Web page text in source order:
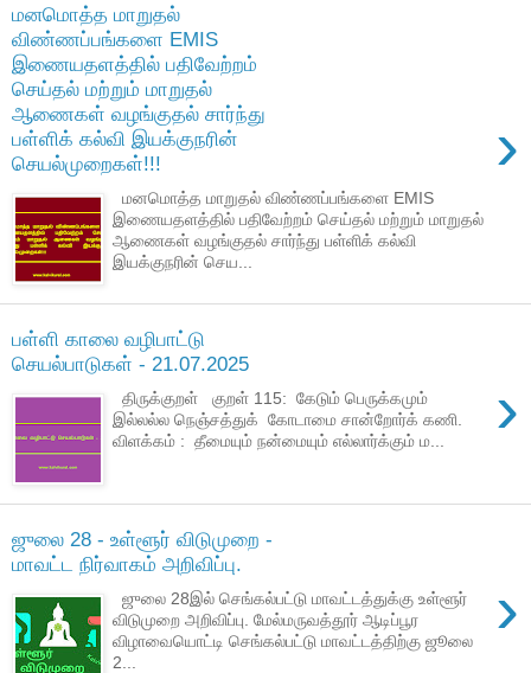
மனமொத்த மாறுதல்
விண்ணப்பங்களை EMIS
இணையதளத்தில் பதிவேற்றம்
செய்தல் மற்றும் மாறுதல்
ஆணைகள் வழங்குதல் சார்ந்து
பள்ளிக் கல்வி இயக்குநரின்
செயல்முறைகள்!!!
›
மனமொத்த மாறுதல் விண்ணப்பங்களை EMIS
இணையதளத்தில் பதிவேற்றம் செய்தல் மற்றும் மாறுதல்
ஆணைகள் வழங்குதல் சார்ந்து பள்ளிக் கல்வி
இயக்குநரின் செய...
பள்ளி காலை வழிபாட்டு
செயல்பாடுகள் - 21.07.2025
›
திருக்குறள் குறள் 115: கேடும் பெருக்கமும்
இல்லல்ல நெஞ்சத்துக் கோடாமை சான்றோர்க் கணி.
விளக்கம் : தீமையும் நன்மையும் எல்லார்க்கும் ம...
ஜுலை 28 - உள்ளூர் விடுமுறை -
மாவட்ட நிர்வாகம் அறிவிப்பு.
›
ஜுலை 28இல் செங்கல்பட்டு மாவட்டத்துக்கு உள்ளூர்
விடுமுறை அறிவிப்பு. மேல்மருவத்தூர் ஆடிப்பூர
விழாவையொட்டி செங்கல்பட்டு மாவட்டத்திற்கு ஜூலை
2...